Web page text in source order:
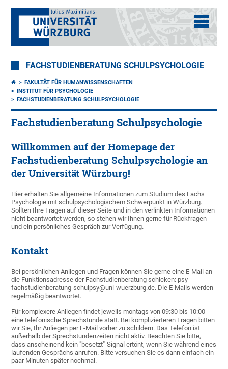
FACHSTUDIENBERATUNG SCHULPSYCHOLOGIE
FAKULTÄT FÜR HUMANWISSENSCHAFTEN
INSTITUT FÜR PSYCHOLOGIE
FACHSTUDIENBERATUNG SCHULPSYCHOLOGIE
Fachstudienberatung Schulpsychologie
Willkommen auf der Homepage der
Fachstudienberatung Schulpsychologie an
der Universität Würzburg!
Hier erhalten Sie allgemeine Informationen zum Studium des Fachs
Psychologie mit schulpsychologischem Schwerpunkt in Würzburg.
Sollten Ihre Fragen auf dieser Seite und in den verlinkten Informationen
nicht beantwortet werden, so stehen wir Ihnen gerne für Rückfragen
und ein persönliches Gespräch zur Verfügung.
Kontakt
Bei persönlichen Anliegen und Fragen können Sie gerne eine E-Mail an
die Funktionsadresse der Fachstudienberatung schicken: psy-
fachstudienberatung-schulpsy@uni-wuerzburg.de. Die E-Mails werden
regelmäßig beantwortet.
Für komplexere Anliegen findet jeweils montags von 09:30 bis 10:00
eine telefonische Sprechstunde statt. Bei komplizierteren Fragen bitten
wir Sie, Ihr Anliegen per E-Mail vorher zu schildern. Das Telefon ist
außerhalb der Sprechstundenzeiten nicht aktiv. Beachten Sie bitte,
dass anscheinend kein "besetzt"-Signal ertönt, wenn Sie während eines
laufenden Gesprächs anrufen. Bitte versuchen Sie es dann einfach ein
paar Minuten später nochmal.